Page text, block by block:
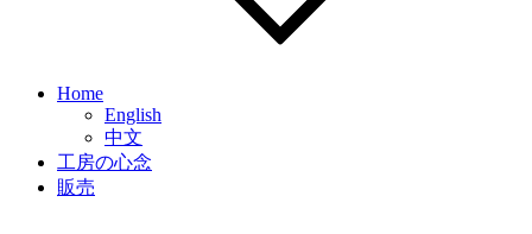
Home
English
中文
工房の心念
販売